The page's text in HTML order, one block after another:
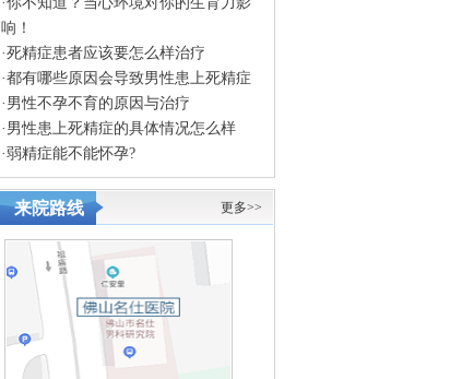
响！
·死精症患者应该要怎么样治疗
·都有哪些原因会导致男性患上死精症
· 男性不孕不育的原因与治疗
· 男性患上死精症的具体情况怎么样
·弱精症能不能怀孕?
来院路线 更多>>